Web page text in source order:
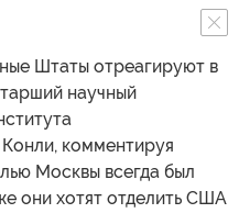
Штаты отреагируют в
научный
комментируя
Москвы всегда был
они хотят отделить США